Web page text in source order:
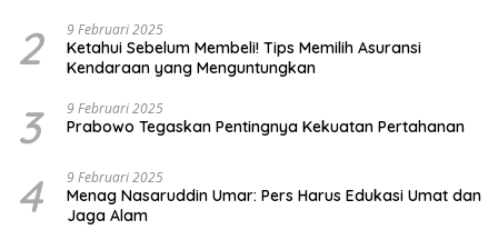
2 9 Februari 2025
Ketahui Sebelum Membeli! Tips Memilih Asuransi
Kendaraan yang Menguntungkan
3 9 Februari 2025
Prabowo Tegaskan Pentingnya Kekuatan Pertahanan
4 9 Februari 2025
Menag Nasaruddin Umar: Pers Harus Edukasi Umat dan
Jaga Alam